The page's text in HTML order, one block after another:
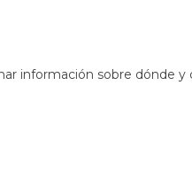
información sobre dónde